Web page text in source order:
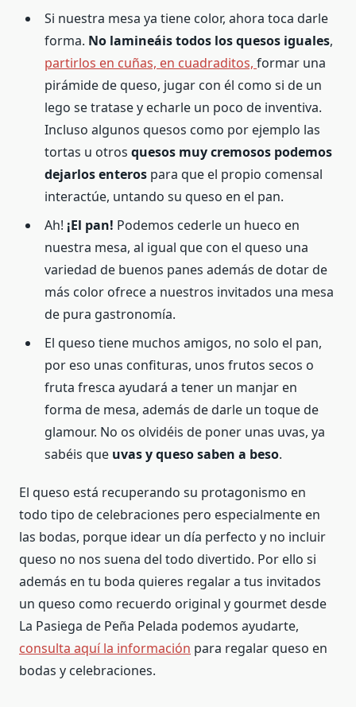
Si nuestra mesa ya tiene color, ahora toca darle
forma. No lamineáis todos los quesos iguales,
partirlos en cuñas, en cuadraditos, formar una
pirámide de queso, jugar con él como si de un
lego se tratase y echarle un poco de inventiva.
Incluso algunos quesos como por ejemplo las
tortas u otros quesos muy cremosos podemos
dejarlos enteros para que el propio comensal
interactúe, untando su queso en el pan.
Ah! ¡El pan! Podemos cederle un hueco en
nuestra mesa, al igual que con el queso una
variedad de buenos panes además de dotar de
más color ofrece a nuestros invitados una mesa
de pura gastronomía.
El queso tiene muchos amigos, no solo el pan,
por eso unas confituras, unos frutos secos o
fruta fresca ayudará a tener un manjar en
forma de mesa, además de darle un toque de
glamour. No os olvidéis de poner unas uvas, ya
sabéis que uvas y queso saben a beso.
El queso está recuperando su protagonismo en
todo tipo de celebraciones pero especialmente en
las bodas, porque idear un día perfecto y no incluir
queso no nos suena del todo divertido. Por ello si
además en tu boda quieres regalar a tus invitados
un queso como recuerdo original y gourmet desde
La Pasiega de Peña Pelada podemos ayudarte,
consulta aquí la información para regalar queso en
bodas y celebraciones.